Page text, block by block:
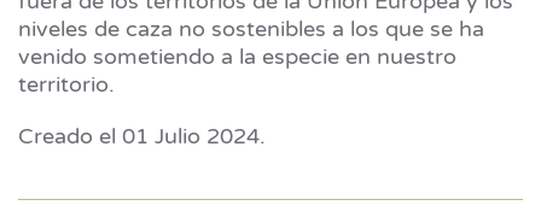
niveles de caza no sostenibles a los que se ha
venido sometiendo a la especie en nuestro
territorio.
Creado el 01 Julio 2024.